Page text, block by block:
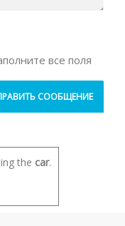
все поля
the car.